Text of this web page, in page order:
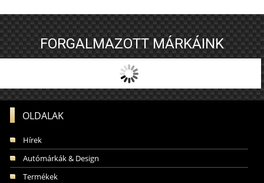
FORGALMAZOTT MÁRKÁINK
OLDALAK
Hírek
Autómárkák & Design
Termékek